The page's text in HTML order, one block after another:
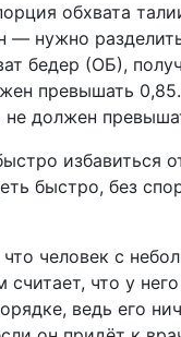
обхвата
— нужно
бедер (ОБ),
превышать
не должен
человек с
что у
ведь его